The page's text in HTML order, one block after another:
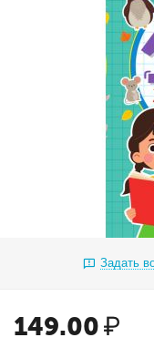
Задать
149.00₽